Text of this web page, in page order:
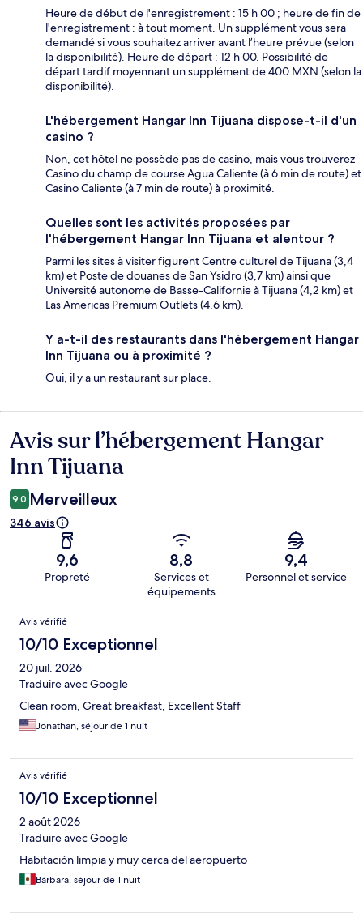
Heure de début de l'enregistrement : 15 h 00 ; heure de fin de
l'enregistrement : à tout moment. Un supplément vous sera
demandé si vous souhaitez arriver avant l’heure prévue (selon
la disponibilité). Heure de départ : 12 h 00. Possibilité de
départ tardif moyennant un supplément de 400 MXN (selon la
disponibilité).
L'hébergement Hangar Inn Tijuana dispose-t-il d'un
casino ?
Non, cet hôtel ne possède pas de casino, mais vous trouverez
Casino du champ de course Agua Caliente (à 6 min de route) et
Casino Caliente (à 7 min de route) à proximité.
Quelles sont les activités proposées par
l'hébergement Hangar Inn Tijuana et alentour ?
Parmi les sites à visiter figurent Centre culturel de Tijuana (3,4
km) et Poste de douanes de San Ysidro (3,7 km) ainsi que
Université autonome de Basse-Californie à Tijuana (4,2 km) et
Las Americas Premium Outlets (4,6 km).
Y a-t-il des restaurants dans l'hébergement Hangar
Inn Tijuana ou à proximité ?
Oui, il y a un restaurant sur place.
Avis
Avis sur l’hébergement Hangar
Inn Tijuana
9,0 Merveilleux
346 avis
9,6
Propreté
8,8
Services et
équipements
9,4
Personnel et service
Avis
Avis vérifié
10/10 Exceptionnel
20 juil. 2026
Traduire avec Google
Clean room, Great breakfast, Excellent Staff
Jonathan, séjour de 1 nuit
Avis vérifié
10/10 Exceptionnel
2 août 2026
Traduire avec Google
Habitación limpia y muy cerca del aeropuerto
Bárbara, séjour de 1 nuit